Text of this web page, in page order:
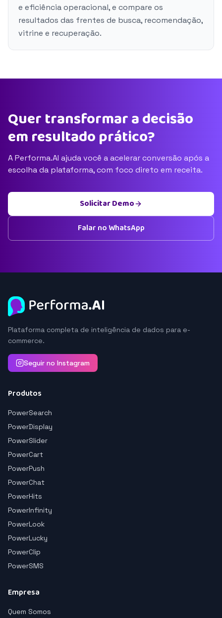
e eficiência operacional, e compare os
resultados das frentes de busca, recomendação,
vitrine e recuperação.
Quer transformar a decisão
em resultado prático?
A Performa.AI ajuda você a acelerar conversão após a
escolha da plataforma, com foco direto em receita.
Solicitar Demo
Falar no WhatsApp
Plataforma completa de inteligência de dados para e-
commerce.
Seguir no Instagram
Produtos
PowerSearch
PowerDisplay
PowerSlider
PowerCart
PowerPush
PowerChat
PowerHits
PowerInfinity
PowerLook
PowerLucky
PowerClip
PowerSMS
Empresa
Quem Somos